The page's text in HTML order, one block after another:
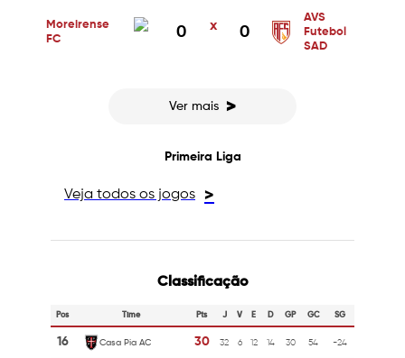
Moreirense
FC
0 x 0
AVS
Futebol
SAD
Ver mais >
Primeira Liga
Veja todos os jogos >
Classificação
Pos Time Pts J V E D GP GC SG
16 Casa Pia AC 30 32 6 12 14 30 54 -24